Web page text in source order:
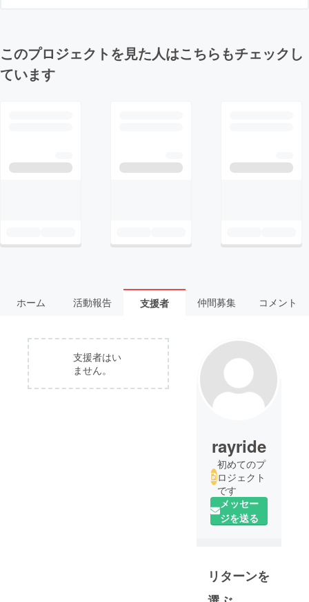
このプロジェクトを見た人はこちらもチェックし
ています
ホーム 活動報告 支援者 仲間募集 コメント
支援者はい
ません。
rayride
初めてのプ
ロジェクト
です
メッセー
ジを送る
リターンを